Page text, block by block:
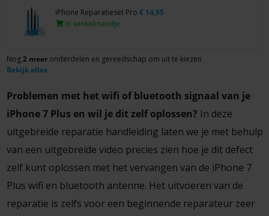
iPhone Reparatieset Pro €14,95
In winkelmandje
Nog2 meeronderdelen en gereedschap om uit te kiezen
Bekijk alles
Problemen met het wifi of bluetooth signaal van je
iPhone 7 Plus en wil je dit zelf oplossen? In deze
uitgebreide reparatie handleiding laten we je met behulp
van een uitgebreide video precies zien hoe je dit defect
zelf kunt oplossen met het vervangen van de iPhone 7
Plus wifi en bluetooth antenne. Het uitvoeren van de
reparatie is zelfs voor een beginnende reparateur zeer